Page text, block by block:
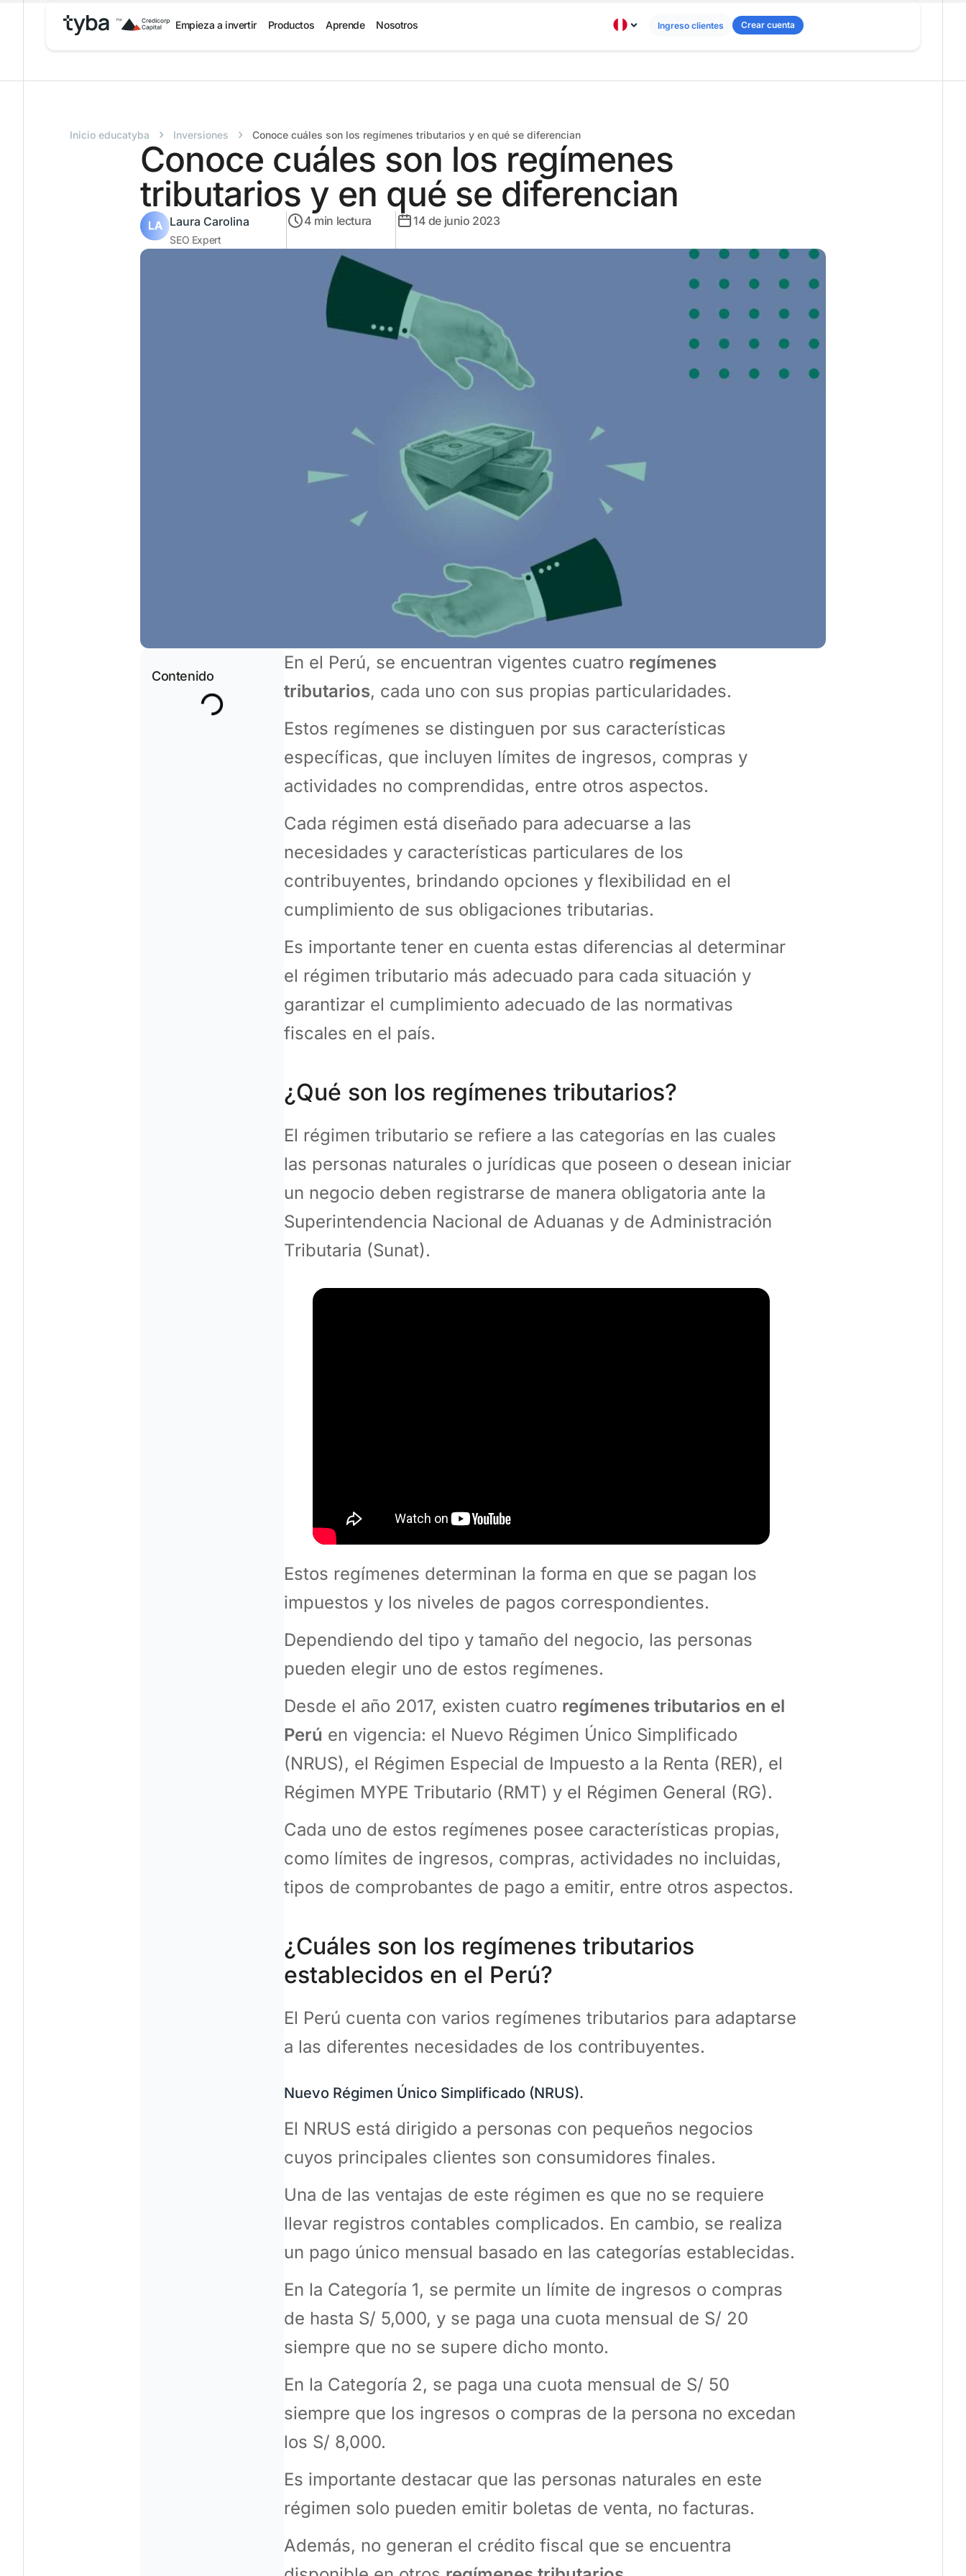
Empieza a invertir Productos Aprende Nosotros Ingreso clientes Crear cuenta
Inicio educatyba › Inversiones › Conoce cuáles son los regímenes tributarios y en qué se diferencian
Conoce cuáles son los regímenes
tributarios y en qué se diferencian
Laura Carolina
SEO Expert
4 min lectura 14 de junio 2023
Contenido
En el Perú, se encuentran vigentes cuatro regímenes
tributarios, cada uno con sus propias particularidades.
Estos regímenes se distinguen por sus características
específicas, que incluyen límites de ingresos, compras y
actividades no comprendidas, entre otros aspectos.
Cada régimen está diseñado para adecuarse a las
necesidades y características particulares de los
contribuyentes, brindando opciones y flexibilidad en el
cumplimiento de sus obligaciones tributarias.
Es importante tener en cuenta estas diferencias al determinar
el régimen tributario más adecuado para cada situación y
garantizar el cumplimiento adecuado de las normativas
fiscales en el país.
¿Qué son los regímenes tributarios?
El régimen tributario se refiere a las categorías en las cuales
las personas naturales o jurídicas que poseen o desean iniciar
un negocio deben registrarse de manera obligatoria ante la
Superintendencia Nacional de Aduanas y de Administración
Tributaria (Sunat).
Estos regímenes determinan la forma en que se pagan los
impuestos y los niveles de pagos correspondientes.
Dependiendo del tipo y tamaño del negocio, las personas
pueden elegir uno de estos regímenes.
Desde el año 2017, existen cuatro regímenes tributarios en el
Perú en vigencia: el Nuevo Régimen Único Simplificado
(NRUS), el Régimen Especial de Impuesto a la Renta (RER), el
Régimen MYPE Tributario (RMT) y el Régimen General (RG).
Cada uno de estos regímenes posee características propias,
como límites de ingresos, compras, actividades no incluidas,
tipos de comprobantes de pago a emitir, entre otros aspectos.
¿Cuáles son los regímenes tributarios
establecidos en el Perú?
El Perú cuenta con varios regímenes tributarios para adaptarse
a las diferentes necesidades de los contribuyentes.
Nuevo Régimen Único Simplificado (NRUS).
El NRUS está dirigido a personas con pequeños negocios
cuyos principales clientes son consumidores finales.
Una de las ventajas de este régimen es que no se requiere
llevar registros contables complicados. En cambio, se realiza
un pago único mensual basado en las categorías establecidas.
En la Categoría 1, se permite un límite de ingresos o compras
de hasta S/ 5,000, y se paga una cuota mensual de S/ 20
siempre que no se supere dicho monto.
En la Categoría 2, se paga una cuota mensual de S/ 50
siempre que los ingresos o compras de la persona no excedan
los S/ 8,000.
Es importante destacar que las personas naturales en este
régimen solo pueden emitir boletas de venta, no facturas.
Además, no generan el crédito fiscal que se encuentra